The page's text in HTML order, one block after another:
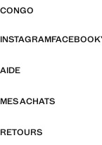
CONGO
INSTAGRAMFACEBOOK
AIDE
MES ACHATS
RETOURS